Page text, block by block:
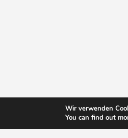
Wir verwenden
You can find out